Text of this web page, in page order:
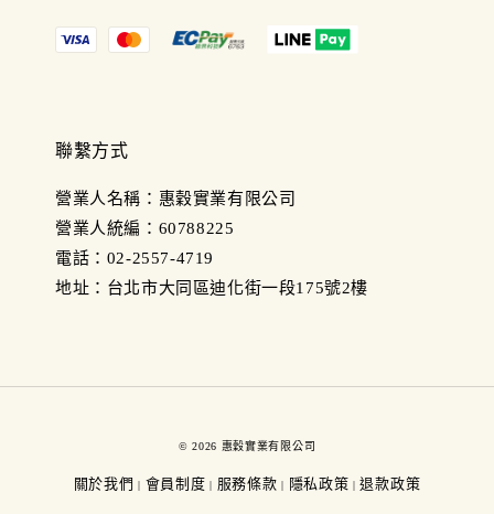
聯繫方式
營業人名稱：惠穀實業有限公司
營業人統編：60788225
電話：02-2557-4719
地址：台北市大同區迪化街一段175號2樓
© 2026 惠穀實業有限公司
關於我們 | 會員制度 | 服務條款 | 隱私政策 |退款政策